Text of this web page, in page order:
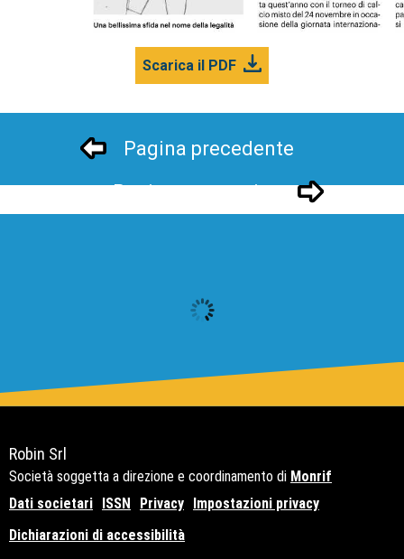
Scarica il PDF
Pagina precedente
Pagina successivo
Robin Srl
Società soggetta a direzione e coordinamento di Monrif
Dati societari
ISSN Privacy
Impostazioni privacy
Dichiarazioni di accessibilità